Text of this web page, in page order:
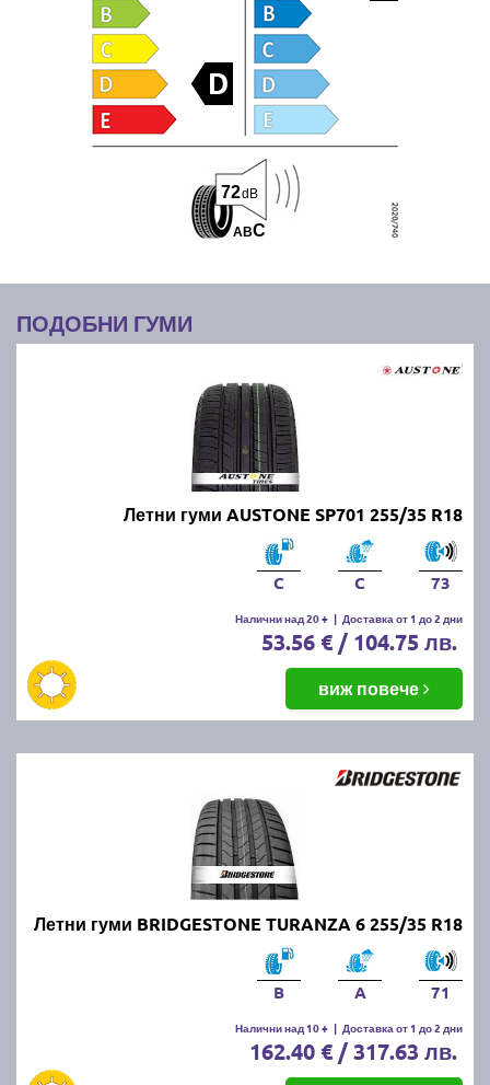
ABC
72dB
ПОДОБНИ ГУМИ
Летни гуми AUSTONE SP701 255/35 R18
C C 73
Налични над 20 + | Доставка от 1 до 2 дни
53.56 € / 104.75 лв.
виж повече
Летни гуми BRIDGESTONE TURANZA 6 255/35 R18
B A 71
Налични над 10 + | Доставка от 1 до 2 дни
162.40 € / 317.63 лв.